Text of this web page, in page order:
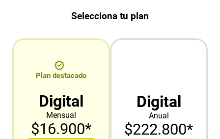
Selecciona tu plan
Plan destacado
Digital
Mensual
$16.900*
Digital
Anual
$222.800*